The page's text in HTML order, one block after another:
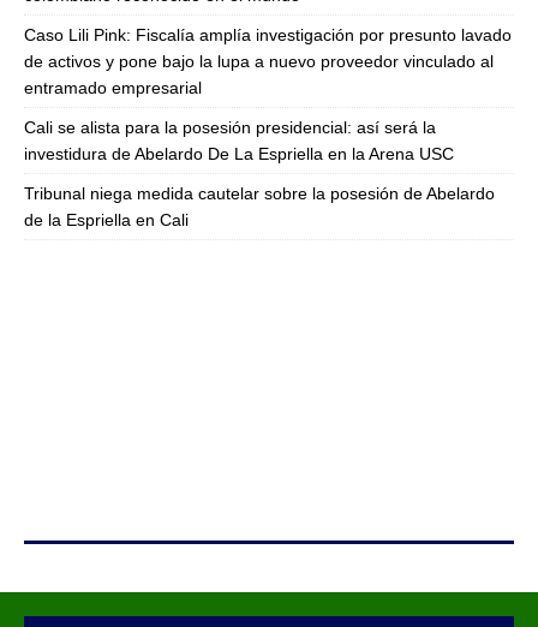
Caso Lili Pink: Fiscalía amplía investigación por presunto lavado
de activos y pone bajo la lupa a nuevo proveedor vinculado al
entramado empresarial
Cali se alista para la posesión presidencial: así será la
investidura de Abelardo De La Espriella en la Arena USC
Tribunal niega medida cautelar sobre la posesión de Abelardo
de la Espriella en Cali